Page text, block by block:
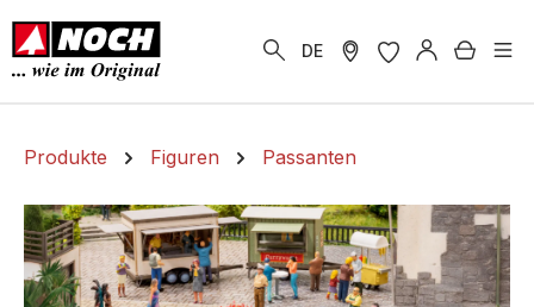
springen
DE
Produkte Figuren Passanten